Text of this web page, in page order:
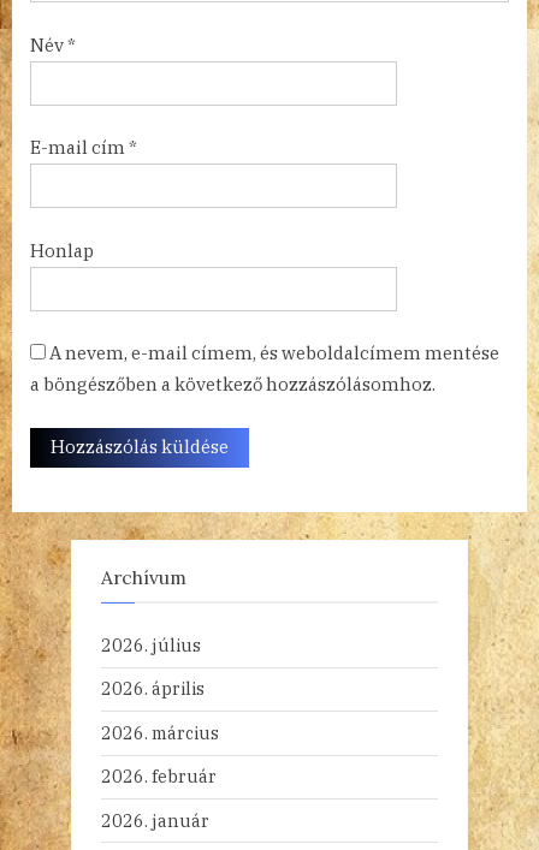
Név*
E-mail cím*
Honlap
A nevem, e-mail címem, és weboldalcímem mentése
a böngészőben a következő hozzászólásomhoz.
Archívum
2026. július
2026. április
2026. március
2026. február
2026. január